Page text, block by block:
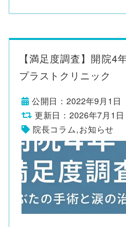
【満足度調査】開院4
プラストクリニック
公開日：2022年9月1日
更新日：2026年7月1日
院長コラム,お知らせ